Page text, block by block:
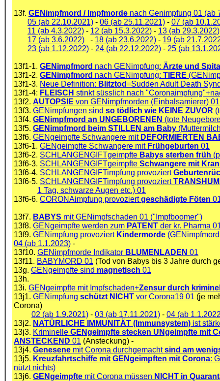
13f. GENimpfmord / Impfmorde nach Genimpfung 01 (ab
05 (ab 22.10.2021) - 06 (ab 25.11.2021) - 07 (ab
11 (ab 4.3.2022) - 12 (ab 15.3.2022) - 13 (ab 29.3.2022)
17 (ab 3.6.2022) - 18 (ab 23.6.2022) - 19 (ab
23 (ab 1.12.2022) - 24 (ab 22.12.2022) - 25 (ab
13f1-1. GENimpfmord nach GENimpfung: Ärzte und
13f1-2. GENimpfmord nach GENimpfung: TIERE
13f1-3. Neue Definition: Blitztod=Sudden Adult Death
13f1-4: FLEISCH stinkt süsslich nach
13f2. AUTOPSIE von GENimpfmorden (Einbalsamierer)
13f3. GENimpfungen sind so tödlich wie KEINE ZUVOR
13f4. GENimpfmord an UNGEBORENEN (tote
13f5. GENimpfmord beim STILLEN am Baby
13f6. GENgeimpfte Schwangere mit DEFORMIERTEN
13f6-1. GENgeimpfte Schwangere mit Frühgeburten 01
13f6-2. SCHLANGENGIFTgeimpfte Babys sterben früh
13f6-3. SCHLANGENGIFTgeimpfte Schwangere mit
13f6-4. SCHLANGENGIFTimpfung provoziert
13f6-5. SCHLANGENGIFTimpfung provoziert
1 Tag, schwarze Augen etc.) 01
13f6-6. CORONAimpfung provoziertgeschädigte Föten
13f7. BABYS mit GENimpfschaden 01 ("Impfboomer")
13f8. GENgeimpfte werden zum PATENT der kr. Pharma
13f9. GENimpfung provoziert Kindermorde
04 (ab 1.1.2023) -
13f10. GENimpfmorde Indikator BLUMENLADEN 01
13f11. BABYMORD 01 (Tod von Babys bis 3 Jahre durch
13g. GENgeimpfte sind magnetisch 01
13h.
13i. GENgeimpfte mit Impfschaden+Zensur durch
13j1. GENimpfung schützt NICHT vor Corona19 01 (je
Corona)
02 (ab 1.9.2021) - 03 (ab 17.11.2021) - 04 (ab
13j2. NATÜRLICHE IMMUNITÄT (Immunsystem) ist
13j3. Kriminelle GENgeimpfte stecken UNgeimpfte mit
ANSTECKEND 01 (Ansteckung) -
13j4. Genesene mit Corona durchgemachtsind am
13j5. Kreuzfahrtschiffe mit GENgeimpften mit Corona:
nützt nichts)
13j6. GENgeimpfte mit Corona müssen NICHT in